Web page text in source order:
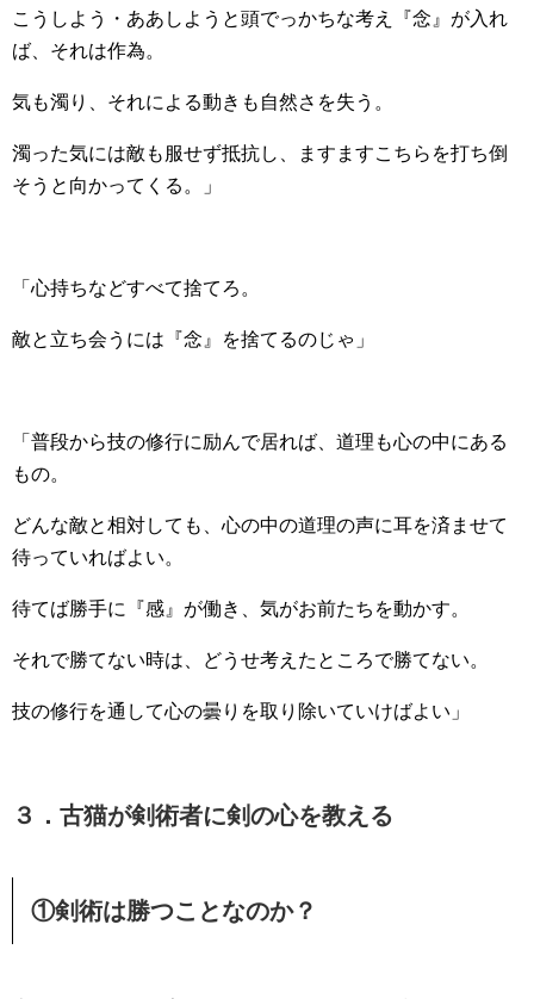
こうしよう・ああしようと頭でっかちな考え『念』が入れ
ば、それは作為。
気も濁り、それによる動きも自然さを失う。
濁った気には敵も服せず抵抗し、ますますこちらを打ち倒
そうと向かってくる。」
「心持ちなどすべて捨てろ。
敵と立ち会うには『念』を捨てるのじゃ」
「普段から技の修行に励んで居れば、道理も心の中にある
もの。
どんな敵と相対しても、心の中の道理の声に耳を済ませて
待っていればよい。
待てば勝手に『感』が働き、気がお前たちを動かす。
それで勝てない時は、どうせ考えたところで勝てない。
技の修行を通して心の曇りを取り除いていけばよい」
３．古猫が剣術者に剣の心を教える
①剣術は勝つことなのか？